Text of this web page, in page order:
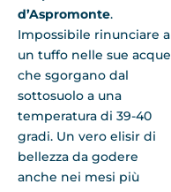
d’Aspromonte.
Impossibile rinunciare a
un tuffo nelle sue acque
che sgorgano dal
sottosuolo a una
temperatura di 39-40
gradi. Un vero elisir di
bellezza da godere
anche nei mesi più